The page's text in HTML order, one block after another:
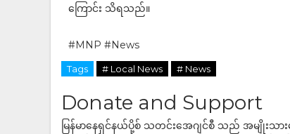
ကြောင်း သိရသည်။
#MNP #News
Tags # Local News # News
Donate and Support
မြန်မာနေရှင်နယ်ပို့စ် သတင်းအေဂျင်စီ သည် အမျိုးသာ